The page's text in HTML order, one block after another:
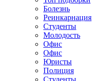
Болезнь
Реинкарнация
Студенты
Молодость
Офис
Офис
Юристы
Полиция
Студенты